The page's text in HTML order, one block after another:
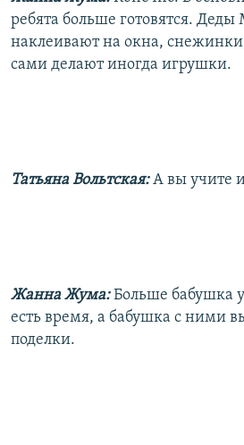
ребята больше готовятся.
наклеивают на окна,
сами делают иногда игрушки.
Татьяна Вольтская:А вы учите
Жанна Жума:Больше бабушка
есть время, а бабушка с ними
поделки.